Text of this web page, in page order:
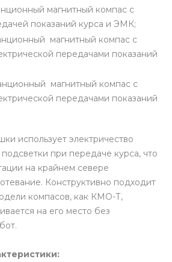
магнитный компас с
показаний курса и ЭМК;
магнитный компас с
передачами показаний
магнитный компас с
передачами показаний
использует электричество
при передаче курса, что
на крайнем севере
Конструктивно подходит
компасов, как КМО-Т,
на его место без